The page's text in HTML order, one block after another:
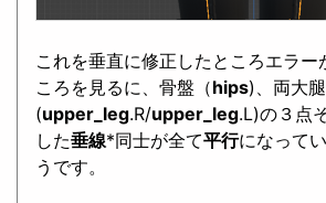
これを垂直に修正したところエラー
ころを見るに、骨盤（hips)、両大
(upper_leg.R/upper_leg.L)の３点
した垂線*同士が全て平行になって
うです。